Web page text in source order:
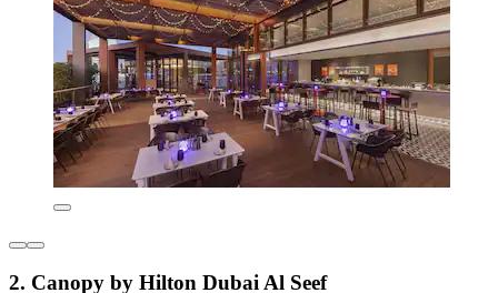
2. Canopy by Hilton Dubai Al Seef